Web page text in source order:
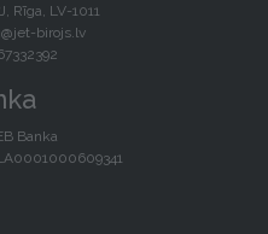
Rīga, LV-1011
birojs.lv
Banka